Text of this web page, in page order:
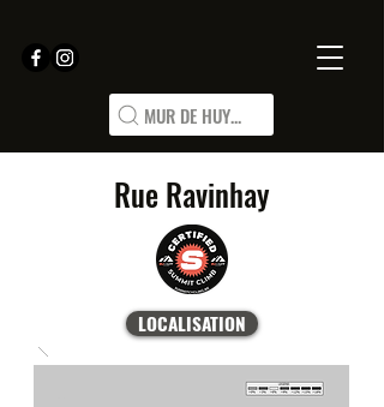
MUR DE HUY...
Rue Ravinhay
LOCALISATION